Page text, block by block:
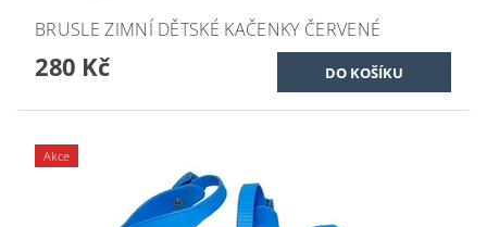
BRUSLE ZIMNÍ DĚTSKÉ KAČENKY ČERVENÉ
280 Kč
Akce